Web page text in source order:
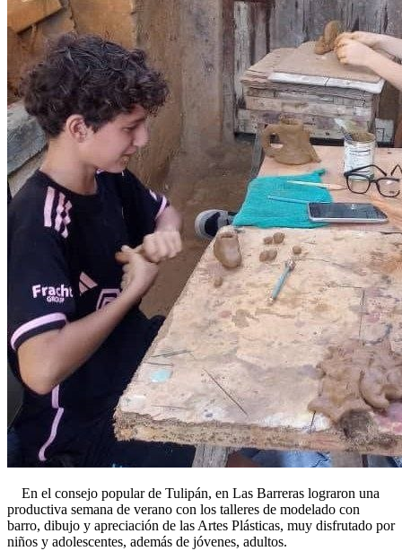
En el consejo popular de Tulipán, en Las Barreras lograron una
productiva semana de verano con los talleres de modelado con
barro, dibujo y apreciación de las Artes Plásticas, muy disfrutado por
niños y adolescentes, además de jóvenes, adultos.